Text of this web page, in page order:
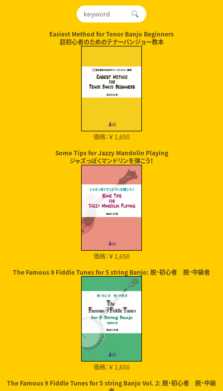
Easiest Method for Tenor Banjo Beginners
超初心者のためのテナーバンジョー教本
価格：￥ 1,650
Some Tips for Jazzy Mandolin Playing
ジャズっぽくマンドリンを弾こう！
価格：￥ 1,650
The Famous 9 Fiddle Tunes for 5 string Banjo: 脱・初心者 脱・中級者
価格：￥ 1,650
The Famous 9 Fiddle Tunes for 5 string Banjo Vol. 2: 脱・初心者 脱・中級